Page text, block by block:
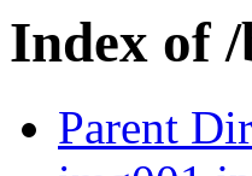
Index of /
Parent